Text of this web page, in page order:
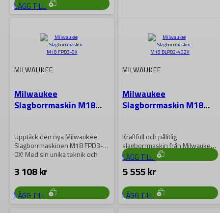
LÄGG TILL
MILWAUKEE
Milwaukee
Slagborrmaskin M18
Upptäck den nya Milwaukee
Slagborrmaskinen M18 FPD3-
6 683kr
LÄGG TILL
MILWAUKEE
Milwaukee
Slagborrmaskin M18
Upptäck den nya Milwaukee
Slagborrmaskinen M18 FPD3-
0X! Med sin unika teknik och
3 108kr
LÄGG TILL
MILWAUKEE
Milwaukee
Slagborrmaskin M18
Kraftfull och pålitlig
slagborrmaskin från Milwaukee
nu tillgänglig i vår webbutik! M18
BLPD2-402X-modellen har en…
5 555kr
LÄGG TILL